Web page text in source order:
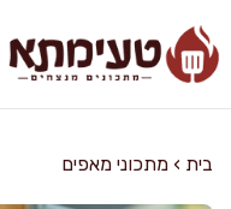
לתוכן
בית › מתכוני מאפים